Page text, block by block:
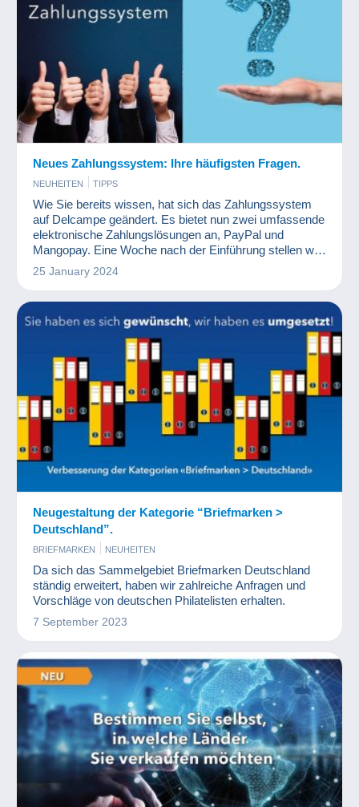
Neues Zahlungssystem: Ihre häufigsten Fragen.
NEUHEITEN TIPPS
Wie Sie bereits wissen, hat sich das Zahlungssystem
auf Delcampe geändert. Es bietet nun zwei umfassende
elektronische Zahlungslösungen an, PayPal und
Mangopay. Eine Woche nach der Einführung stellen wir
fest, dass die gestellten Fragen häufig dieselben sind
und wir möchten hierauf deshalb gerne klare Antworten
25 January 2024
Neugestaltung der Kategorie “Briefmarken >
Deutschland”.
BRIEFMARKEN NEUHEITEN
Da sich das Sammelgebiet Briefmarken Deutschland
ständig erweitert, haben wir zahlreiche Anfragen und
Vorschläge von deutschen Philatelisten erhalten.
7 September 2023